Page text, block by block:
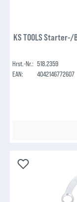
KS TOOLS
Hrst.-Nr.: 518.2359
EAN:
4042146772607